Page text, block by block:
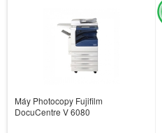
Máy Photocopy Fujifilm
DocuCentre V 6080